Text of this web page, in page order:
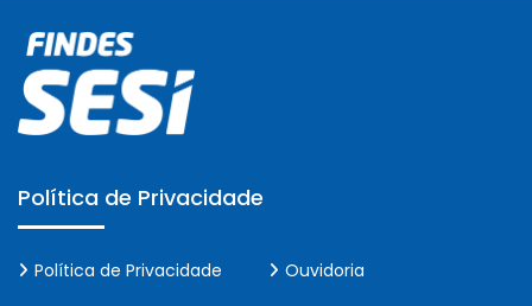
Política de Privacidade
Política de Privacidade
Ouvidoria